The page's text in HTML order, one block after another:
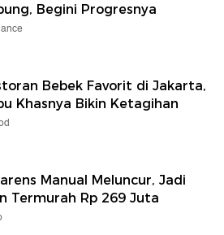
Begini Progresnya
Bebek Favorit di Jakarta,
Khasnya Bikin Ketagihan
Manual Meluncur, Jadi
Termurah Rp 269 Juta